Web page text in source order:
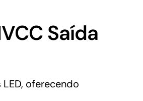
Saída
oferecendo